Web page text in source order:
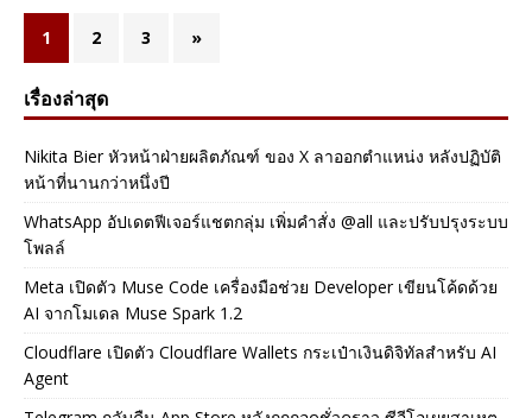
1 2 3 »
เรื่องล่าสุด
Nikita Bier หัวหน้าฝ่ายผลิตภัณฑ์ ของ X ลาออกตำแหน่ง หลังปฏิบัติ
หน้าที่นานกว่าหนึ่งปี
WhatsApp อัปเดตฟีเจอร์แชตกลุ่ม เพิ่มคำสั่ง @all และปรับปรุงระบบ
โพลล์
Meta เปิดตัว Muse Code เครื่องมือช่วย Developer เขียนโค้ดด้วย
AI จากโมเดล Muse Spark 1.2
Cloudflare เปิดตัว Cloudflare Wallets กระเป๋าเงินดิจิทัลสำหรับ AI
Agent